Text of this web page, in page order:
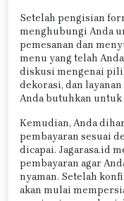
Setelah pengisian
menghubungi Anda
pemesanan dan
menu yang telah
diskusi mengenai
dekorasi, dan
Anda butuhkan untuk
Kemudian, Anda
pembayaran sesuai
dicapai. Jagarasa.id
pembayaran agar
nyaman. Setelah
akan mulai